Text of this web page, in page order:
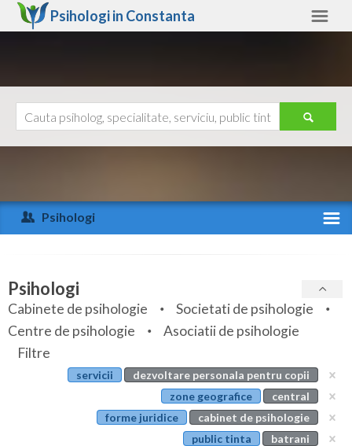
Psihologi in Constanta
Arad
Arges
Bihor
Bistrita-Nasaud
Botosani
Ajutor
Psihologi
Specialitati
Servicii
Articole
Evenimente
Psihologi
Cabinete de psihologie
Societati de psihologie
Centre de psihologie
Asociatii de psihologie
Filtre
servicii
dezvoltare personala pentru copii
zone geografice
central
forme juridice
cabinet de psihologie
public tinta
batrani